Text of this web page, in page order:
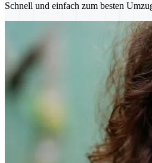
Schnell und einfach zum besten